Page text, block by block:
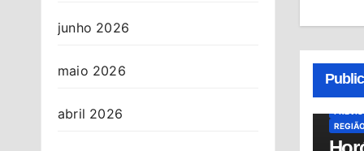
junho 2026
maio 2026
abril 2026